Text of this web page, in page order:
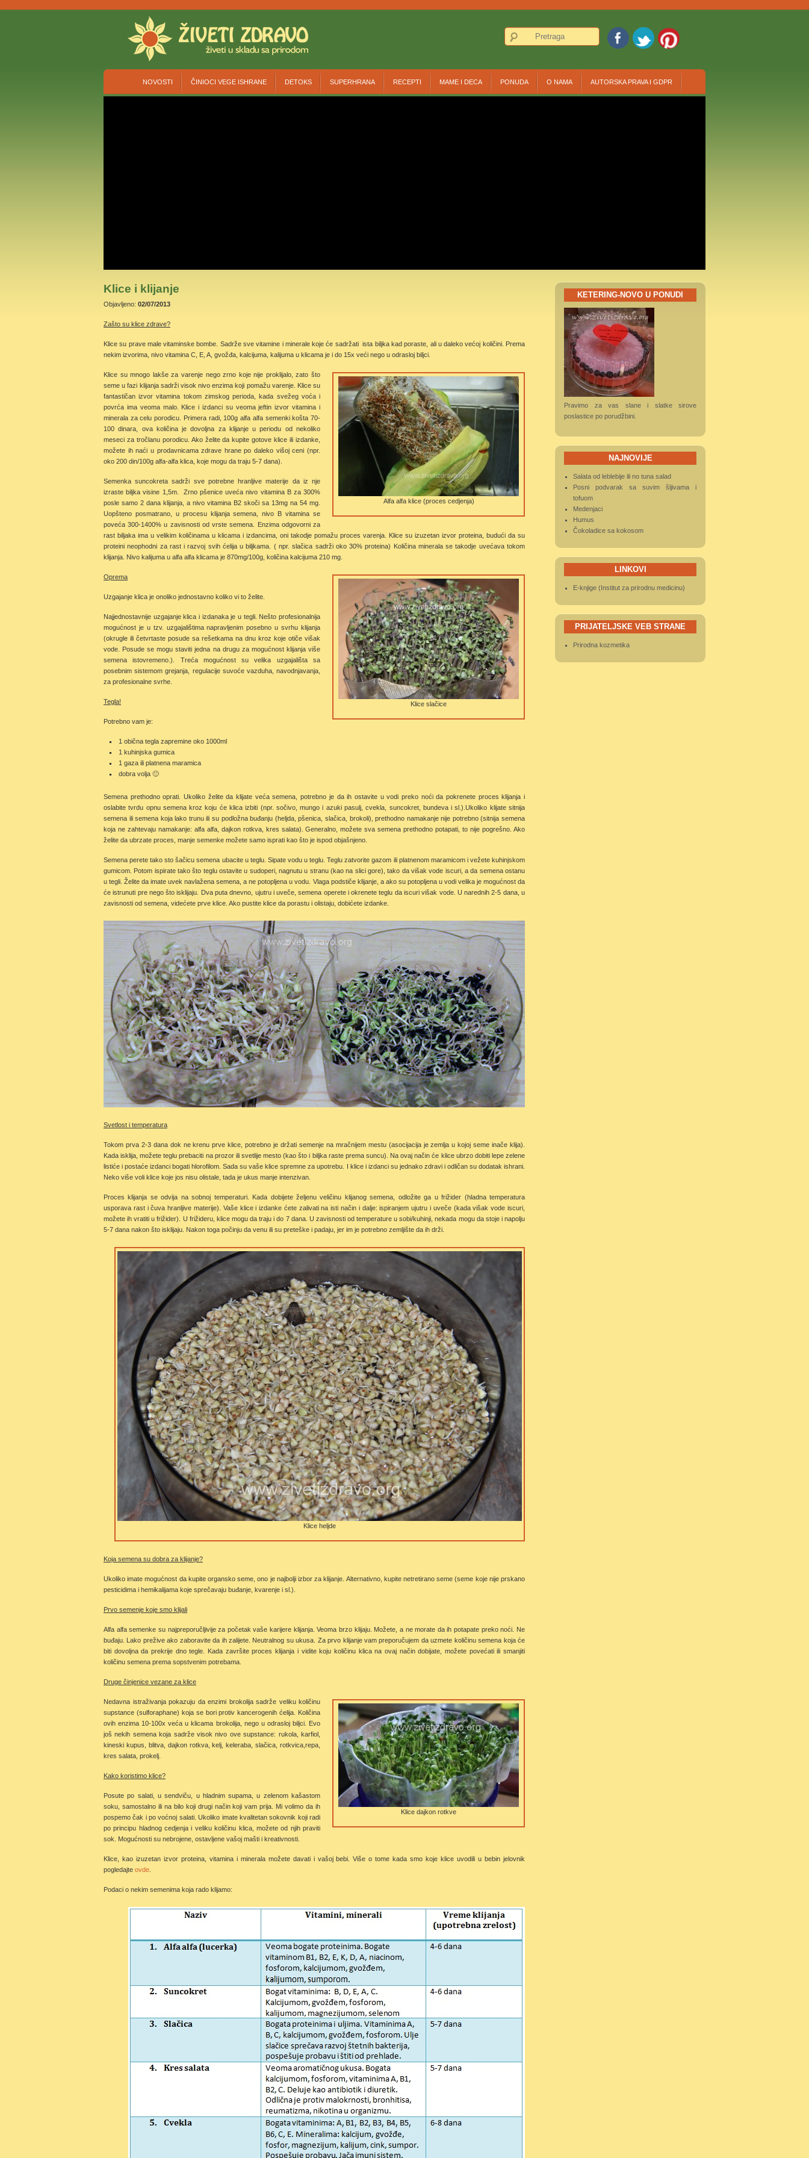
NOVOSTI ČINIOCI VEGE ISHRANE DETOKS SUPERHRANA RECEPTI MAME I DECA PONUDA O NAMA AUTORSKA PRAVA I GDPR
Klice i klijanje
Objavljeno: 02/07/2013
Zašto su klice zdrave?
Klice su prave male vitaminske bombe. Sadrže sve vitamine i minerale koje će sadržati ista biljka kad poraste, ali u daleko većoj količini. Prema
nekim izvorima, nivo vitamina C, E, A, gvožđa, kalcijuma, kalijuma u klicama je i do 15x veći nego u odrasloj biljci.
Alfa alfa klice (proces cedjenja)
Klice su mnogo lakše za varenje nego zrno koje nije proklijalo, zato što
seme u fazi klijanja sadrži visok nivo enzima koji pomažu varenje. Klice su
fantastičan izvor vitamina tokom zimskog perioda, kada svežeg voća i
povrća ima veoma malo. Klice i izdanci su veoma jeftin izvor vitamina i
minerala za celu porodicu. Primera radi, 100g alfa alfa semenki košta 70-
100 dinara, ova količina je dovoljna za klijanje u periodu od nekoliko
meseci za tročlanu porodicu. Ako želite da kupite gotove klice ili izdanke,
možete ih naći u prodavnicama zdrave hrane po daleko višoj ceni (npr.
oko 200 din/100g alfa-alfa klica, koje mogu da traju 5-7 dana).
Semenka suncokreta sadrži sve potrebne hranljive materije da iz nje
izraste biljka visine 1,5m. Zrno pšenice uveća nivo vitamina B za 300%
posle samo 2 dana klijanja, a nivo vitamina B2 skoči sa 13mg na 54 mg.
Uopšteno posmatrano, u procesu klijanja semena, nivo B vitamina se
poveća 300-1400% u zavisnosti od vrste semena. Enzima odgovorni za
rast biljaka ima u velikim količinama u klicama i izdancima, oni takodje pomažu proces varenja. Klice su izuzetan izvor proteina, budući da su
proteini neophodni za rast i razvoj svih ćelija u biljkama. ( npr. slačica sadrži oko 30% proteina) Količina minerala se takodje uvećava tokom
klijanja. Nivo kalijuma u alfa alfa klicama je 870mg/100g, količina kalcijuma 210 mg.
Klice slačice
Oprema
Uzgajanje klica je onoliko jednostavno koliko vi to želite.
Najjednostavnije uzgajanje klica i izdanaka je u tegli. Nešto profesionalnija
mogućnost je u tzv. uzgajalištima napravljenim posebno u svrhu klijanja
(okrugle ili četvrtaste posude sa rešetkama na dnu kroz koje otiče višak
vode. Posude se mogu staviti jedna na drugu za mogućnost klijanja više
semena istovremeno.). Treća mogućnost su velika uzgajališta sa
posebnim sistemom grejanja, regulacije suvoće vazduha, navodnjavanja,
za profesionalne svrhe.
Tegla!
Potrebno vam je:
1 obična tegla zapremine oko 1000ml
1 kuhinjska gumica
1 gaza ili platnena maramica
dobra volja 🙂
Semena prethodno oprati. Ukoliko želite da klijate veća semena, potrebno je da ih ostavite u vodi preko noći da pokrenete proces klijanja i
oslabite tvrdu opnu semena kroz koju će klica izbiti (npr. sočivo, mungo i azuki pasulj, cvekla, suncokret, bundeva i sl.).Ukoliko klijate sitnija
semena ili semena koja lako trunu ili su podložna buđanju (heljda, pšenica, slačica, brokoli), prethodno namakanje nije potrebno (sitnija semena
koja ne zahtevaju namakanje: alfa alfa, dajkon rotkva, kres salata). Generalno, možete sva semena prethodno potapati, to nije pogrešno. Ako
želite da ubrzate proces, manje semenke možete samo isprati kao što je ispod objašnjeno.
Semena perete tako sto šačicu semena ubacite u teglu. Sipate vodu u teglu. Teglu zatvorite gazom ili platnenom maramicom i vežete kuhinjskom
gumicom. Potom ispirate tako što teglu ostavite u sudoperi, nagnutu u stranu (kao na slici gore), tako da višak vode iscuri, a da semena ostanu
u tegli. Želite da imate uvek navlažena semena, a ne potopljena u vodu. Vlaga podstiče klijanje, a ako su potopljena u vodi velika je mogućnost da
će istrunuti pre nego što isklijaju. Dva puta dnevno, ujutru i uveče, semena operete i okrenete teglu da iscuri višak vode. U narednih 2-5 dana, u
zavisnosti od semena, videćete prve klice. Ako pustite klice da porastu i olistaju, dobićete izdanke.
Svetlost i temperatura
Tokom prva 2-3 dana dok ne krenu prve klice, potrebno je držati semenje na mračnijem mestu (asocijacija je zemlja u kojoj seme inače klija).
Kada isklija, možete teglu prebaciti na prozor ili svetlije mesto (kao što i biljka raste prema suncu). Na ovaj način će klice ubrzo dobiti lepe zelene
listiće i postaće izdanci bogati hlorofilom. Sada su vaše klice spremne za upotrebu. I klice i izdanci su jednako zdravi i odličan su dodatak ishrani.
Neko više voli klice koje jos nisu olistale, tada je ukus manje intenzivan.
Proces klijanja se odvija na sobnoj temperaturi. Kada dobijete željenu veličinu klijanog semena, odložite ga u frižider (hladna temperatura
usporava rast i čuva hranljive materije). Vaše klice i izdanke ćete zalivati na isti način i dalje: ispiranjem ujutru i uveče (kada višak vode iscuri,
možete ih vratiti u frižider). U frižideru, klice mogu da traju i do 7 dana. U zavisnosti od temperature u sobi/kuhinji, nekada mogu da stoje i napolju
5-7 dana nakon što isklijaju. Nakon toga počinju da venu ili su preteške i padaju, jer im je potrebno zemljište da ih drži.
Klice heljde
Koja semena su dobra za klijanje?
Ukoliko imate mogućnost da kupite organsko seme, ono je najbolji izbor za klijanje. Alternativno, kupite netretirano seme (seme koje nije prskano
pesticidima i hemikalijama koje sprečavaju buđanje, kvarenje i sl.).
Prvo semenje koje smo klijali
Alfa alfa semenke su najpreporučljivije za početak vaše karijere klijanja. Veoma brzo klijaju. Možete, a ne morate da ih potapate preko noći. Ne
buđaju. Lako prežive ako zaboravite da ih zalijete. Neutralnog su ukusa. Za prvo klijanje vam preporučujem da uzmete količinu semena koja će
biti dovoljna da prekrije dno tegle. Kada završite proces klijanja i vidite koju količinu klica na ovaj način dobijate, možete povećati ili smanjiti
količinu semena prema sopstvenim potrebama.
Druge činjenice vezane za klice
Klice dajkon rotkve
Nedavna istraživanja pokazuju da enzimi brokolija sadrže veliku količinu
supstance (sulforaphane) koja se bori protiv kancerogenih ćelija. Količina
ovih enzima 10-100x veća u klicama brokolija, nego u odrasloj biljci. Evo
još nekih semena koja sadrže visok nivo ove supstance: rukola, karfiol,
kineski kupus, blitva, dajkon rotkva, kelj, keleraba, slačica, rotkvica,repa,
kres salata, prokelj.
Kako koristimo klice?
Posute po salati, u sendviču, u hladnim supama, u zelenom kašastom
soku, samostalno ili na bilo koji drugi način koji vam prija. Mi volimo da ih
pospemo čak i po voćnoj salati. Ukoliko imate kvalitetan sokovnik koji radi
po principu hladnog cedjenja i veliku količinu klica, možete od njih praviti
sok. Mogućnosti su nebrojene, ostavljene vašoj mašti i kreativnosti.
Klice, kao izuzetan izvor proteina, vitamina i minerala možete davati i vašoj bebi. Više o tome kada smo koje klice uvodili u bebin jelovnik
pogledajte ovde
Podaci o nekim semenima koja rado klijamo:
KETERING-NOVO U PONUDI
Pravimo za vas slane i slatke sirove
poslastice po porudžbini.
NAJNOVIJE
Salata od leblebije ili no tuna salad
Posni podvarak sa suvim šljivama i
tofuom
Medenjaci
Humus
Čokoladice sa kokosom
LINKOVI
E-knjige (Institut za prirodnu medicinu)
PRIJATELJSKE VEB STRANE
Prirodna kozmetika